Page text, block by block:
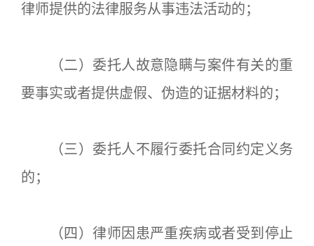
律师提供的法律服务从事违法活动的；
（二）委托人故意隐瞒与案件有关的重
要事实或者提供虚假、伪造的证据材料的；
（三）委托人不履行委托合同约定义务
的；
（四）律师因患严重疾病或者受到停止